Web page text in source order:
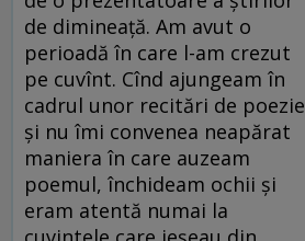
de dimineață. Am avut o
perioadă în care l-am crezut
pe cuvînt. Cînd ajungeam în
cadrul unor recitări de poezie
și nu îmi convenea neapărat
maniera în care auzeam
poemul, închideam ochii și
eram atentă numai la